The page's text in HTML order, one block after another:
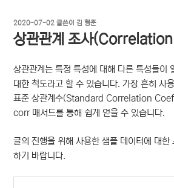
작
성
일
2020-07-02 글쓴이김 형준
상관관계 조사
상관관계는 특정 특성에 대해 다른 특성들이
대한 척도라고 할 수 있습니다. 가장 흔히 사
표준 상관계수(Standard Correlation
corr 매서드를 통해 쉽게 얻을 수 있습니다.
글의 진행을 위해 사용한 샘플 데이터에 대한
하기 바랍니다.